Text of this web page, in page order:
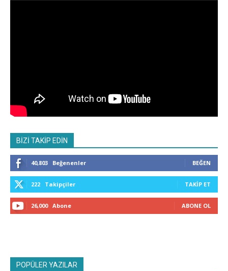
BİZİ TAKİP EDİN
40,803 Beğenenler BEĞEN
222 Takipçiler TAKIP ET
26,000 Abone ABONE OL
POPÜLER YAZILAR